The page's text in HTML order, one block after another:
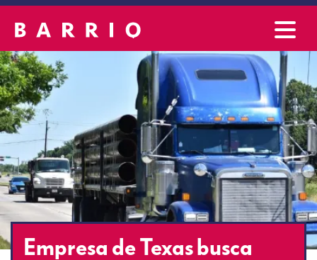
Empresa de Texas busca